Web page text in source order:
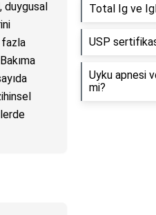
fazla
Total Ig ve
USP
Uyku apnesi
mi?